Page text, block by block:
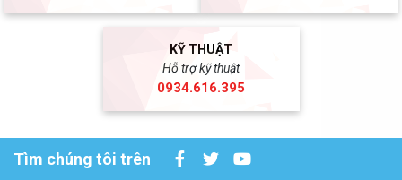
KỸ THUẬT
Hỗ trợ kỹ thuật
0934.616.395
Tìm chúng tôi trên